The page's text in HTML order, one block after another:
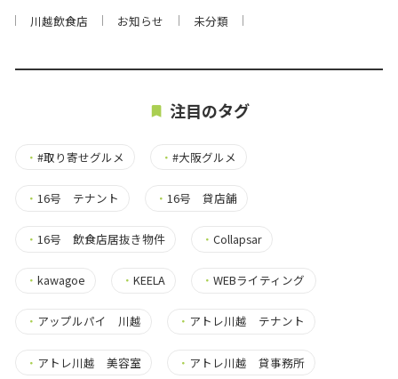
川越飲食店 お知らせ 未分類
注目のタグ
・ #取り寄せグルメ ・#大阪グルメ
・ 16号 テナント ・16号 貸店舗
・ 16号 飲食店居抜き物件 ・Collapsar
・ kawagoe ・KEELA ・WEBライティング
・ アップルパイ 川越 ・ アトレ川越 テナント
・ アトレ川越 美容室 ・ アトレ川越 貸事務所